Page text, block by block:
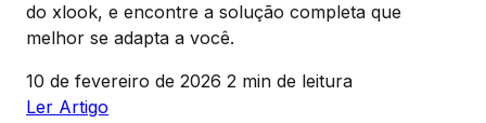
do xlook, e encontre a solução completa que
melhor se adapta a você.
10 de fevereiro de 2026 2 min de leitura
Ler Artigo